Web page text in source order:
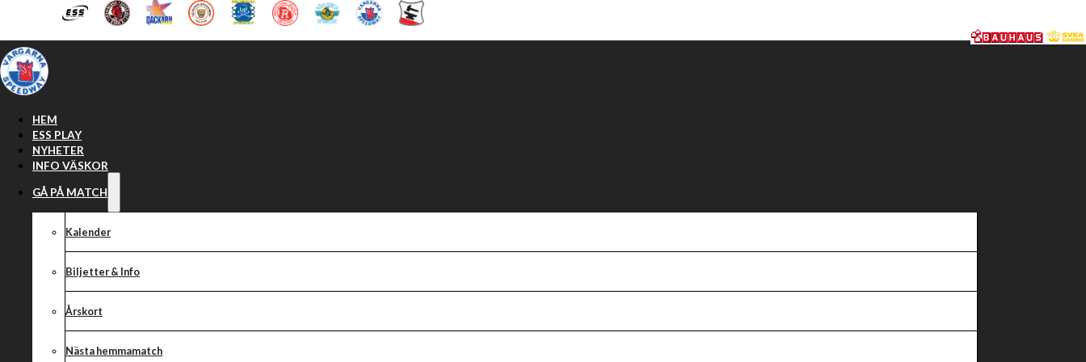
Hoppa till huvudinnehåll Hoppa till sidfot
HEM
ESS PLAY
NYHETER
INFO VÄSKOR
GÅ PÅ MATCH
Kalender
Biljetter & Info
Årskort
Nästa hemmamatch